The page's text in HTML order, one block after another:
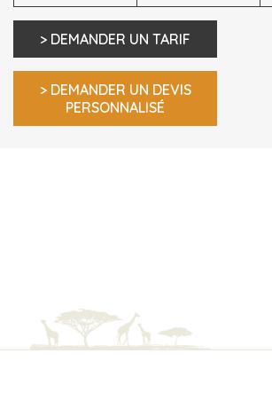
> DEMANDER UN TARIF
> DEMANDER UN DEVIS
PERSONNALISÉ